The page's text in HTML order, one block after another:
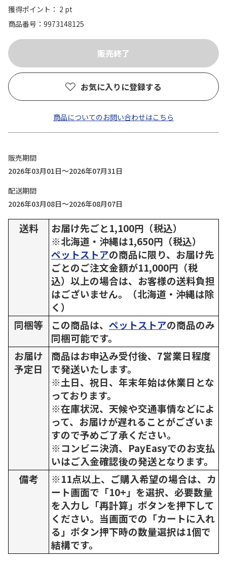
獲得ポイント： 2 pt
商品番号
9973148125
お気に入りに登録する
商品についてのお問い合わせはこちら
販売期間
2026年03月01日～2026年07月31日
配送期間
2026年03月08日～2026年08月07日
送料
お届け先ごと1,100円（税込）
※北海道・沖縄は1,650円（税込）
ペットストアの商品に限り、お届け先
ごとのご注文金額が11,000円（税
込）以上の場合は、お客様の送料負担
はございません。（北海道・沖縄は除
く）
同梱等
この商品は、 ペットストアの商品のみ
同梱可能です。
お届け
予定日
商品はお申込み受付後、7営業日程度
で発送いたします。
※土日、祝日、年末年始は休業日とな
っております。
※在庫状況、天候や交通事情などによ
って、お届けが遅れることがございま
すので予めご了承ください。
※コンビニ決済、PayEasyでのお支払
いはご入金確認後の発送となります。
備考
※11点以上、ご購入希望の場合は、カ
ート画面で「10+」を選択、必要数量
を入力し「再計算」ボタンを押下して
ください。当画面での「カートに入れ
る」ボタン押下時の数量選択は1個で
結構です。